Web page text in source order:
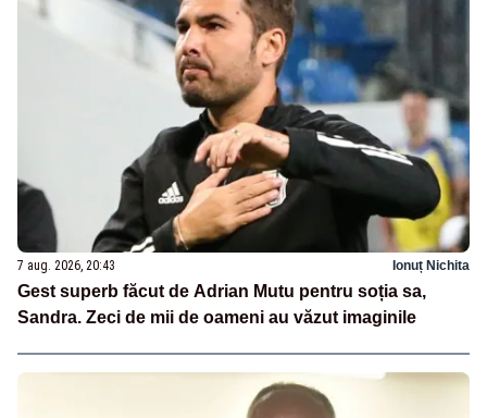
7 aug. 2026, 20:43 Ionuț Nichita
Gest superb făcut de Adrian Mutu pentru soția sa,
Sandra. Zeci de mii de oameni au văzut imaginile